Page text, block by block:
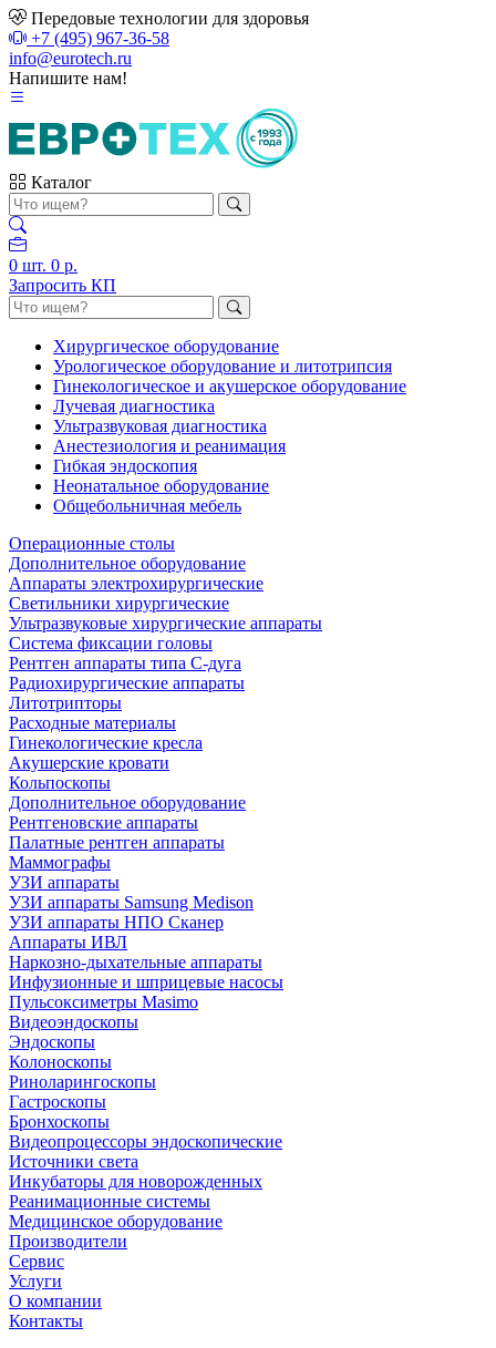
Передовые технологии для здоровья
+7 (495) 967-36-58
info@eurotech.ru
Напишите нам!
Каталог
0 шт. 0 р.
Запросить КП
Хирургическое оборудование
Урологическое оборудование и литотрипсия
Гинекологическое и акушерское оборудование
Лучевая диагностика
Ультразвуковая диагностика
Анестезиология и реанимация
Гибкая эндоскопия
Неонатальное оборудование
Общебольничная мебель
Операционные столы
Дополнительное оборудование
Аппараты электрохирургические
Светильники хирургические
Ультразвуковые хирургические аппараты
Система фиксации головы
Рентген аппараты типа С-дуга
Радиохирургические аппараты
Литотрипторы
Расходные материалы
Гинекологические кресла
Акушерские кровати
Кольпоскопы
Дополнительное оборудование
Рентгеновские аппараты
Палатные рентген аппараты
Маммографы
УЗИ аппараты
УЗИ аппараты Samsung Medison
УЗИ аппараты НПО Сканер
Аппараты ИВЛ
Наркозно-дыхательные аппараты
Инфузионные и шприцевые насосы
Пульсоксиметры Masimo
Видеоэндоскопы
Эндоскопы
Колоноскопы
Риноларингоскопы
Гастроскопы
Бронхоскопы
Видеопроцессоры эндоскопические
Источники света
Инкубаторы для новорожденных
Реанимационные системы
Медицинское оборудование
Производители
Сервис
Услуги
О компании
Контакты